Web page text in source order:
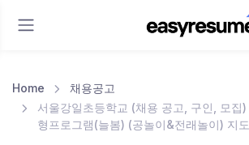
Home
채용공고
서울강일초등학교 (채용 공고, 구인, 모집
형프로그램(늘봄) (공놀이&전래놀이) 지